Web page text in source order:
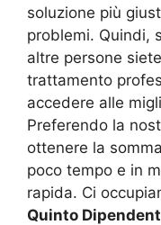
soluzione più
problemi. Quindi,
altre persone
trattamento
accedere alle
Preferendo la
ottenere la
poco tempo e in
rapida. Ci
Quinto